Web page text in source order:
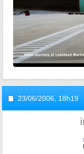
23/06/2006, 18h19